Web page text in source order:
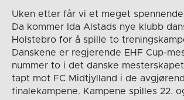
Uken etter får vi et meget
Da kommer Ida Alstads nye klubb
Holstebro for å spille to
Danskene er regjerende EHF Cup-
nummer to i det danske
tapt mot FC Midtjylland i de
finalekampene. Kampene spilles 22.